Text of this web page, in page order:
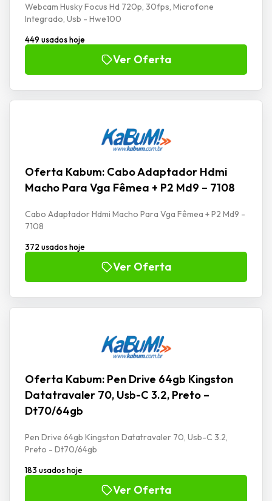
Webcam Husky Focus Hd 720p, 30fps, Microfone
Integrado, Usb - Hwe100
449 usados hoje
Ver Oferta
Oferta Kabum: Cabo Adaptador Hdmi
Macho Para Vga Fêmea + P2 Md9 – 7108
Cabo Adaptador Hdmi Macho Para Vga Fêmea + P2 Md9 -
7108
372 usados hoje
Ver Oferta
Oferta Kabum: Pen Drive 64gb Kingston
Datatravaler 70, Usb-C 3.2, Preto –
Dt70/64gb
Pen Drive 64gb Kingston Datatravaler 70, Usb-C 3.2,
Preto - Dt70/64gb
183 usados hoje
Ver Oferta